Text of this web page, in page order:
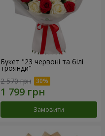
Букет "23 червоні та білі
троянди"
2 570 грн
Замовити